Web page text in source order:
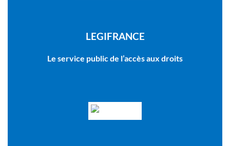
LEGIFRANCE
Le service public de l’accès aux droits